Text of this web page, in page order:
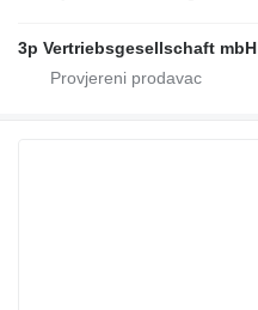
3p Vertriebsgesellschaft mbH